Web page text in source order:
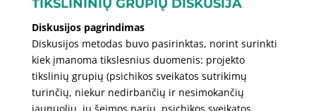
TIKSLININIŲ GRUPIŲ DISKUSIJA
Diskusijos pagrindimas
Diskusijos metodas buvo pasirinktas, norint surinkti
kiek įmanoma tikslesnius duomenis: projekto
tikslinių grupių (psichikos sveikatos sutrikimų
turinčių, niekur nedirbančių ir nesimokančių
jaunuolių, jų šeimos narių, psichikos sveikatos